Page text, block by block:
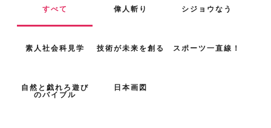
すべて 偉人斬り シジョウなう
素人社会科見学 技術が未来を創る スポーツ一直線！
自然と戯れろ遊び
のバイブル
日本画図